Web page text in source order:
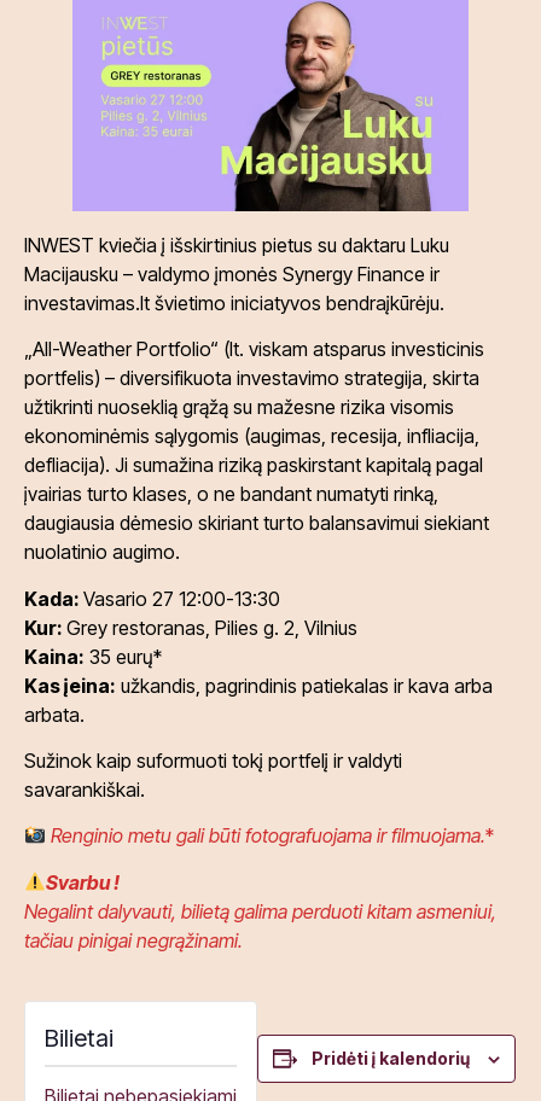
INWEST kviečia į išskirtinius pietus su daktaru Luku
Macijausku – valdymo įmonės Synergy Finance ir
investavimas.lt švietimo iniciatyvos bendraįkūrėju.
„All-Weather Portfolio“ (lt. viskam atsparus investicinis
portfelis) – diversifikuota investavimo strategija, skirta
užtikrinti nuoseklią grąžą su mažesne rizika visomis
ekonominėmis sąlygomis (augimas, recesija, infliacija,
defliacija). Ji sumažina riziką paskirstant kapitalą pagal
įvairias turto klases, o ne bandant numatyti rinką,
daugiausia dėmesio skiriant turto balansavimui siekiant
nuolatinio augimo.
Kada: Vasario 27 12:00-13:30
Kur: Grey restoranas, Pilies g. 2, Vilnius
Kaina: 35 eurų*
Kas įeina: užkandis, pagrindinis patiekalas ir kava arba
arbata.
Sužinok kaip suformuoti tokį portfelį ir valdyti
savarankiškai.
Renginio metu gali būti fotografuojama ir filmuojama.*
Svarbu !
Negalint dalyvauti, bilietą galima perduoti kitam asmeniui,
tačiau pinigai negrąžinami.
Bilietai
Pridėti į kalendorių